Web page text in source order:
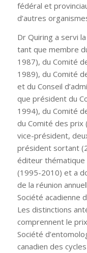
fédéral et
d’autres
Dr Quiring a servi
tant que membre
1987), du Comité
1989), du Comité
et du Conseil
que président du
1994), du Comité
du Comité des
vice-président,
président sortant
éditeur thématique
(1995-2010) et a
de la réunion
Société acadienne
Les distinctions
comprennent le
Société
canadien des